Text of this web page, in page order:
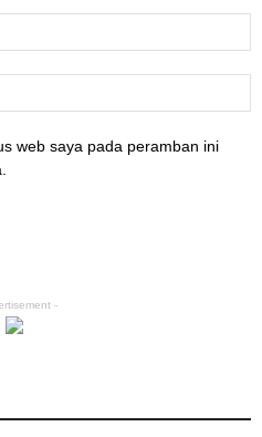
web saya pada peramban ini
-
Cara Ini